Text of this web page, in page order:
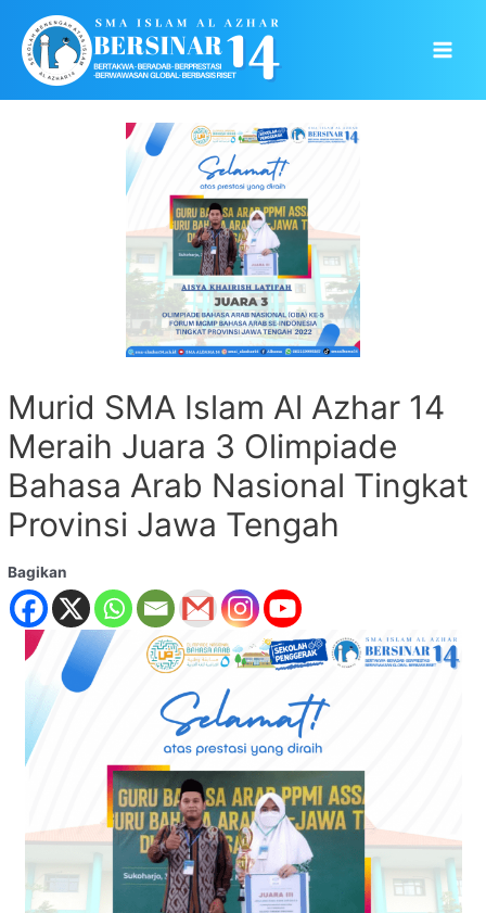
content
Murid SMA Islam Al Azhar 14
Meraih Juara 3 Olimpiade
Bahasa Arab Nasional Tingkat
Provinsi Jawa Tengah
Bagikan